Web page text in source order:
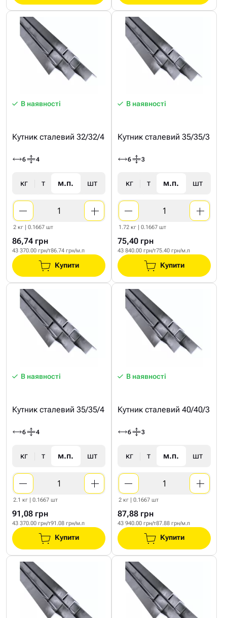
В наявності
Кутник сталевий 32/32/4
6 4
кг т м.п. шт
2 кг | 0.1667 шт
86,74 грн
43 370.00 грн/т86.74 грн/м.п
Купити
В наявності
Кутник сталевий 35/35/3
6 3
кг т м.п. шт
1.72 кг | 0.1667 шт
75,40 грн
43 840.00 грн/т75.40 грн/м.п
Купити
В наявності
Кутник сталевий 35/35/4
6 4
кг т м.п. шт
2.1 кг | 0.1667 шт
91,08 грн
43 370.00 грн/т91.08 грн/м.п
Купити
В наявності
Кутник сталевий 40/40/3
6 3
кг т м.п. шт
2 кг | 0.1667 шт
87,88 грн
43 940.00 грн/т87.88 грн/м.п
Купити